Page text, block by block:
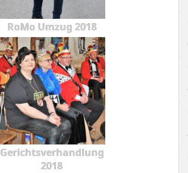
RoMo Umzug 2018
Gerichtsverhandlung
2018